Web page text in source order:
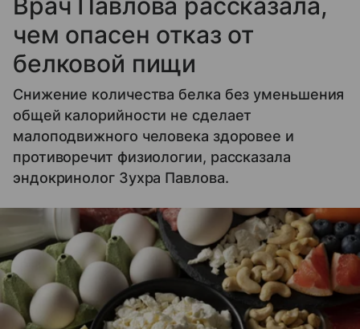
чем опасен отказ от
белковой пищи
Снижение количества белка без уменьшения
общей калорийности не сделает
малоподвижного человека здоровее и
противоречит физиологии, рассказала
эндокринолог Зухра Павлова.